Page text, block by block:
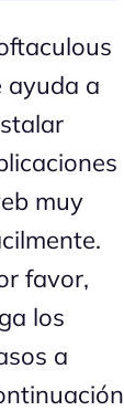
ayuda a
muy
favor,
los
a